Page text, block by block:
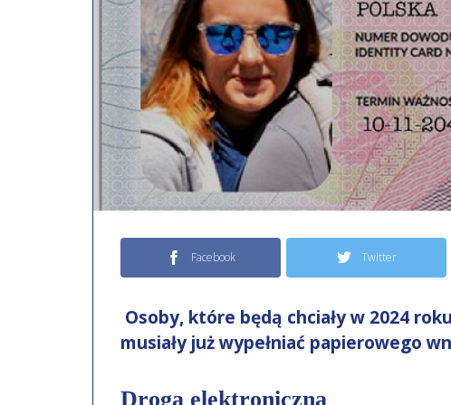
Facebook Twitter
Osoby, które będą chciały w 2024
musiały już wypełniać papierowego
Drogą elektroniczną